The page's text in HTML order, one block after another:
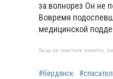
за волнорез Он не
Вовремя
медицинской
Якщо ви помітили помилку,
#бердянск